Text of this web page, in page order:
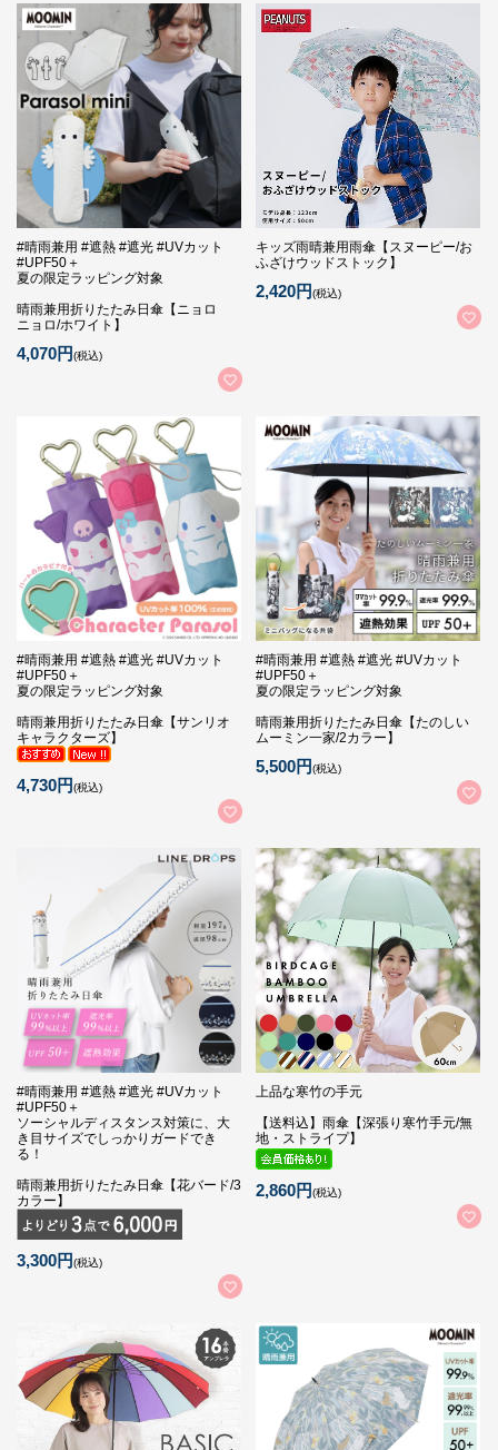
#晴雨兼用 #遮熱 #遮光 #UVカット
#UPF50＋
夏の限定ラッピング対象
晴雨兼用折りたたみ日傘【ニョロ
ニョロ/ホワイト】
4,070円(税込)
キッズ雨晴兼用雨傘【スヌーピー/お
ふざけウッドストック】
2,420円(税込)
#晴雨兼用 #遮熱 #遮光 #UVカット
#UPF50＋
夏の限定ラッピング対象
晴雨兼用折りたたみ日傘【サンリオ
キャラクターズ】
4,730円(税込)
#晴雨兼用 #遮熱 #遮光 #UVカット
#UPF50＋
夏の限定ラッピング対象
晴雨兼用折りたたみ日傘【たのしい
ムーミン一家/2カラー】
5,500円(税込)
#晴雨兼用 #遮熱 #遮光 #UVカット
#UPF50＋
ソーシャルディスタンス対策に、大
き目サイズでしっかりガードでき
る！
晴雨兼用折りたたみ日傘【花バード/3
カラー】
3,300円(税込)
上品な寒竹の手元
【送料込】雨傘【深張り寒竹手元/無
地・ストライプ】
2,860円(税込)